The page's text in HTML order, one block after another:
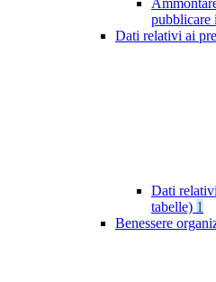
pubblicare
Dati relativi ai
Dati
tabelle) 1
Benessere